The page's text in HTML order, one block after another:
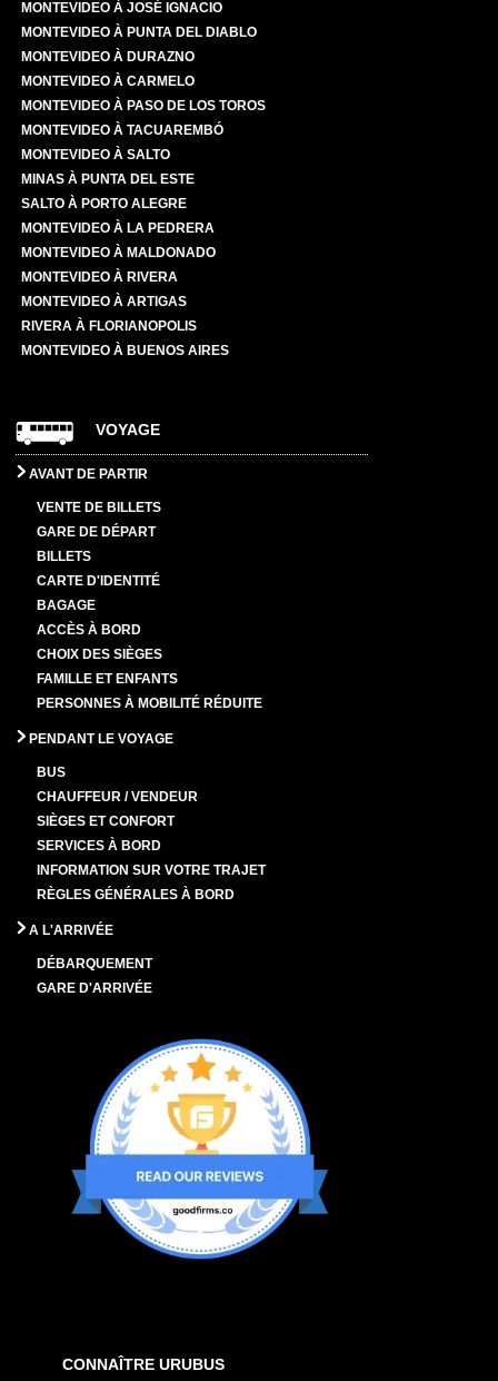
MONTEVIDEO À JOSÉ IGNACIO
MONTEVIDEO À PUNTA DEL DIABLO
MONTEVIDEO À DURAZNO
MONTEVIDEO À CARMELO
MONTEVIDEO À PASO DE LOS TOROS
MONTEVIDEO À TACUAREMBÓ
MONTEVIDEO À SALTO
MINAS À PUNTA DEL ESTE
SALTO À PORTO ALEGRE
MONTEVIDEO À LA PEDRERA
MONTEVIDEO À MALDONADO
MONTEVIDEO À RIVERA
MONTEVIDEO À ARTIGAS
RIVERA À FLORIANOPOLIS
MONTEVIDEO À BUENOS AIRES
VOYAGE
AVANT DE PARTIR
VENTE DE BILLETS
GARE DE DÉPART
BILLETS
CARTE D'IDENTITÉ
BAGAGE
ACCÈS À BORD
CHOIX DES SIÈGES
FAMILLE ET ENFANTS
PERSONNES À MOBILITÉ RÉDUITE
PENDANT LE VOYAGE
BUS
CHAUFFEUR / VENDEUR
SIÈGES ET CONFORT
SERVICES À BORD
INFORMATION SUR VOTRE TRAJET
RÈGLES GÉNÉRALES À BORD
A L'ARRIVÉE
DÉBARQUEMENT
GARE D'ARRIVÉE
CONNAÎTRE URUBUS